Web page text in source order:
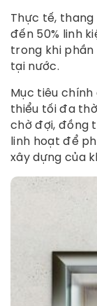
Thực tế, thang
đến 50% linh
trong khi phần
tại nước.
Mục tiêu
thiểu tối đa
chờ đợi, đồng
linh hoạt để
xây dựng của